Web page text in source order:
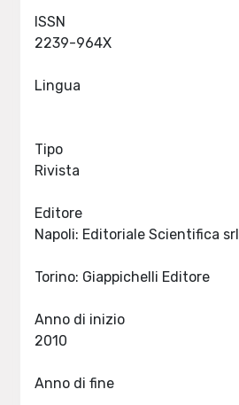
ISSN
Lingua
Tipo
Rivista
Editore
Napoli: Editoriale Scientifica srl
Anno di inizio
Anno di fine